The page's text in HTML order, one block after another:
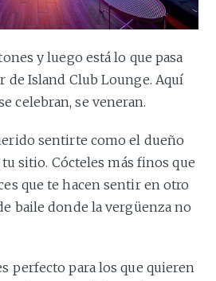
y luego está lo que pasa
de Island Club Lounge. Aquí
celebran, se veneran.
sentirte como el dueño
tu sitio. Cócteles más finos que
que te hacen sentir en otro
baile donde la vergüenza no
perfecto para los que quieren